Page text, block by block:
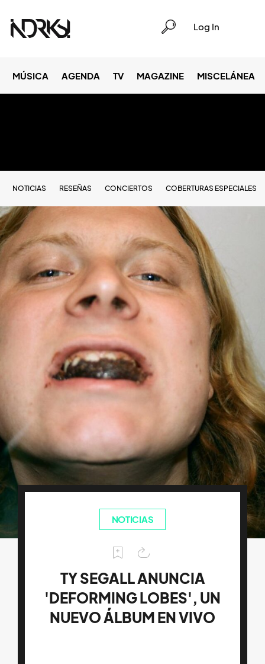
Log In
MÚSICA AGENDA TV MAGAZINE MISCELÁNEA
NOTICIAS RESEÑAS CONCIERTOS COBERTURAS ESPECIALES
NOTICIAS
TY SEGALL ANUNCIA
'DEFORMING LOBES', UN
NUEVO ÁLBUM EN VIVO